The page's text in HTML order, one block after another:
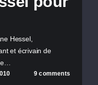
Hessel,
et écrivain de
9 comments